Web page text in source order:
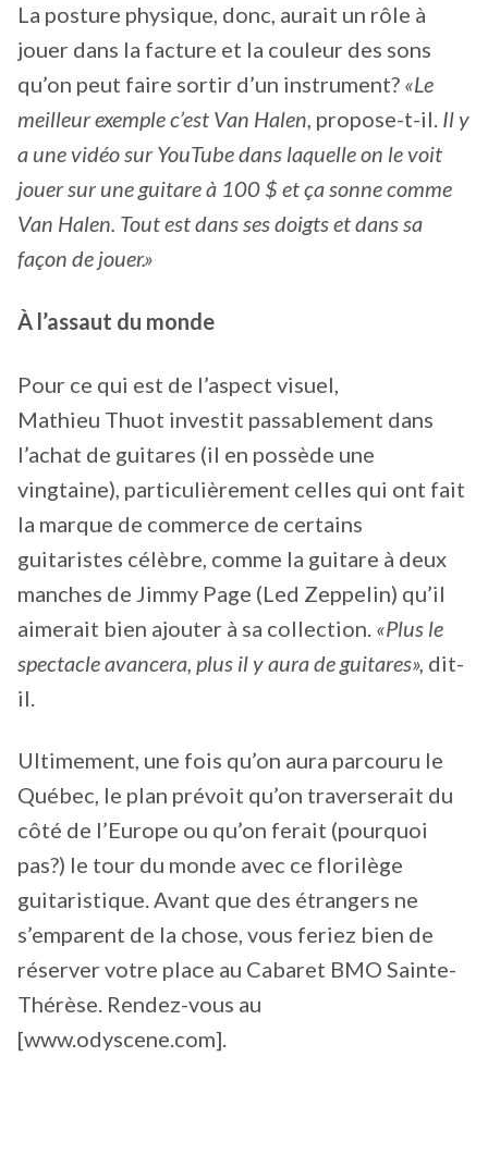
La posture physique, donc, aurait un rôle à
jouer dans la facture et la couleur des sons
qu’on peut faire sortir d’un instrument? «Le
meilleur exemple c’est Van Halen, propose-t-il. Il y
a une vidéo sur YouTube dans laquelle on le voit
jouer sur une guitare à 100 $ et ça sonne comme
Van Halen. Tout est dans ses doigts et dans sa
façon de jouer.»
À l’assaut du monde
Pour ce qui est de l’aspect visuel,
Mathieu Thuot investit passablement dans
l’achat de guitares (il en possède une
vingtaine), particulièrement celles qui ont fait
la marque de commerce de certains
guitaristes célèbre, comme la guitare à deux
manches de Jimmy Page (Led Zeppelin) qu’il
aimerait bien ajouter à sa collection. «Plus le
spectacle avancera, plus il y aura de guitares», dit-
il.
Ultimement, une fois qu’on aura parcouru le
Québec, le plan prévoit qu’on traverserait du
côté de l’Europe ou qu’on ferait (pourquoi
pas?) le tour du monde avec ce florilège
guitaristique. Avant que des étrangers ne
s’emparent de la chose, vous feriez bien de
réserver votre place au Cabaret BMO Sainte-
Thérèse. Rendez-vous au
[www.odyscene.com].